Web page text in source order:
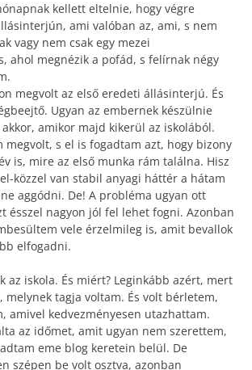
kellett eltelnie, hogy végre
ami valóban az, ami, s nem
vagy nem csak egy mezei
ahol megnézik a pofád, s felírnak négy
megvolt az első eredeti állásinterjú. És
Ugyan az embernek készülnie
amikor majd kikerül az iskolából.
megvolt, s el is fogadtam azt, hogy bizony
is, mire az első munka rám találna. Hisz
közzel van stabil anyagi háttér a hátam
aggódni. De! A probléma ugyan ott
ésszel nagyon jól fel lehet fogni. Azonban
vele érzelmileg is, amit bevallok
elfogadni.
az iskola. És miért? Leginkább azért, mert
melynek tagja voltam. És volt bérletem,
amivel kedvezményesen utazhattam.
az időmet, amit ugyan nem szerettem,
eme blog keretein belül. De
szépen be volt osztva, azonban